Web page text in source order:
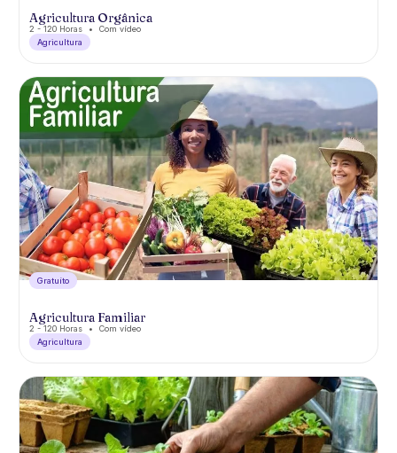
Agricultura Orgânica
2 - 120 Horas
Com vídeo
Agricultura
Gratuíto
Agricultura Familiar
2 - 120 Horas
Com vídeo
Agricultura